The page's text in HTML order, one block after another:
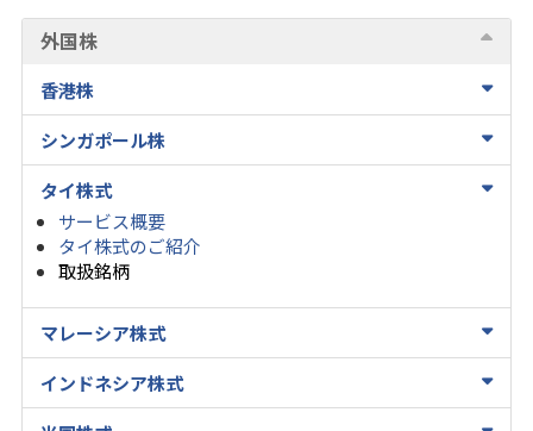
外国株
香港株
シンガポール株
タイ株式
サービス概要
タイ株式のご紹介
取扱銘柄
マレーシア株式
インドネシア株式